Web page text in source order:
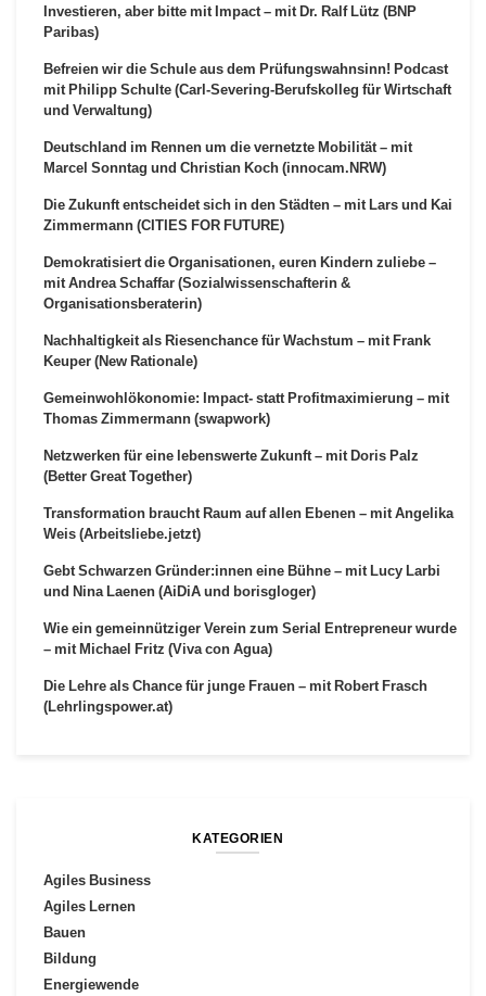
Investieren, aber bitte mit Impact – mit Dr. Ralf Lütz (BNP
Paribas)
Befreien wir die Schule aus dem Prüfungswahnsinn! Podcast
mit Philipp Schulte (Carl-Severing-Berufskolleg für Wirtschaft
und Verwaltung)
Deutschland im Rennen um die vernetzte Mobilität – mit
Marcel Sonntag und Christian Koch (innocam.NRW)
Die Zukunft entscheidet sich in den Städten – mit Lars und Kai
Zimmermann (CITIES FOR FUTURE)
Demokratisiert die Organisationen, euren Kindern zuliebe –
mit Andrea Schaffar (Sozialwissenschafterin &
Organisationsberaterin)
Nachhaltigkeit als Riesenchance für Wachstum – mit Frank
Keuper (New Rationale)
Gemeinwohlökonomie: Impact- statt Profitmaximierung – mit
Thomas Zimmermann (swapwork)
Netzwerken für eine lebenswerte Zukunft – mit Doris Palz
(Better Great Together)
Transformation braucht Raum auf allen Ebenen – mit Angelika
Weis (Arbeitsliebe.jetzt)
Gebt Schwarzen Gründer:innen eine Bühne – mit Lucy Larbi
und Nina Laenen (AiDiA und borisgloger)
Wie ein gemeinnütziger Verein zum Serial Entrepreneur wurde
– mit Michael Fritz (Viva con Agua)
Die Lehre als Chance für junge Frauen – mit Robert Frasch
(Lehrlingspower.at)
KATEGORIEN
Agiles Business
Agiles Lernen
Bauen
Bildung
Energiewende